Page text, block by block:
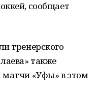
сообщает
тренерского
также
«Уфы» в этом